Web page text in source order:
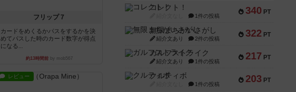
フリップ７
カードをめくるかパスをするかを決
めてパスした時のカード数字が得点
になる...
約13時間前by mob567
レビュー
340 PT
コレクト！
1件の投稿
322 PT
無限まちがいさがし
紹介文あり 2件の投稿
217 PT
ガルフストライク
紹介文あり 1件の投稿
203 PT
クルティボ
1件の投稿